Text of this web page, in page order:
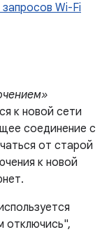
запросов Wi-Fi
к новой сети
соединение с
от старой
к новой
отключись",